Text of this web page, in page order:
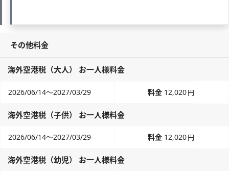
その他料金
海外空港税（大人） お一人様料金
2026/06/14～2027/03/29 12,020円
海外空港税（子供） お一人様料金
2026/06/14～2027/03/29 12,020円
海外空港税（幼児） お一人様料金